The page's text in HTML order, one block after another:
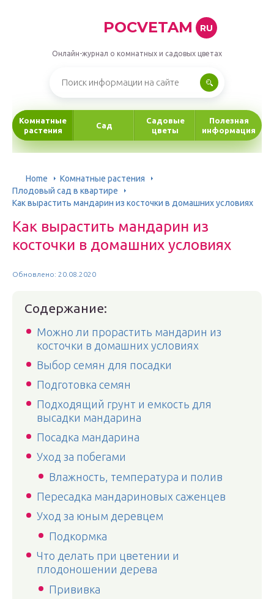
POCVETAM RU
Онлайн-журнал о комнатных и садовых цветах
Комнатные
растения
Сад
Садовые
цветы
Полезная
информация
Home
Комнатные растения
Плодовый сад в квартире
Как вырастить мандарин из косточки в домашних условиях
Как вырастить мандарин из
косточки в домашних условиях
Обновлено: 20.08.2020
Содержание:
Можно ли прорастить мандарин из
косточки в домашних условиях
Выбор семян для посадки
Подготовка семян
Подходящий грунт и емкость для
высадки мандарина
Посадка мандарина
Уход за побегами
Влажность, температура и полив
Пересадка мандариновых саженцев
Уход за юным деревцем
Подкормка
Что делать при цветении и
плодоношении дерева
Прививка